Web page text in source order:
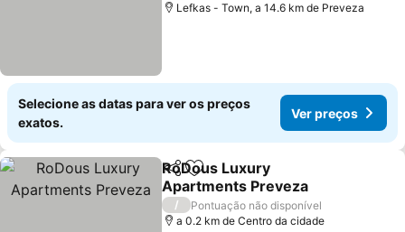
Lefkas - Town, a 14.6 km de Preveza
Selecione as datas para ver os preços
exatos.
Ver preços
PartilharAdicionar aos favoritos
RoDous Luxury
Apartments Preveza
/
Pontuação não disponível
a 0.2 km de Centro da cidade